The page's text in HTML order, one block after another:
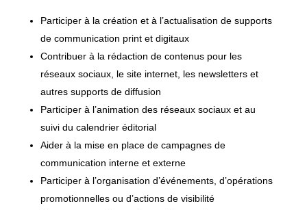
Participer à la création et à l’actualisation de supports
de communication print et digitaux
Contribuer à la rédaction de contenus pour les
réseaux sociaux, le site internet, les newsletters et
autres supports de diffusion
Participer à l’animation des réseaux sociaux et au
suivi du calendrier éditorial
Aider à la mise en place de campagnes de
communication interne et externe
Participer à l’organisation d’événements, d’opérations
promotionnelles ou d’actions de visibilité